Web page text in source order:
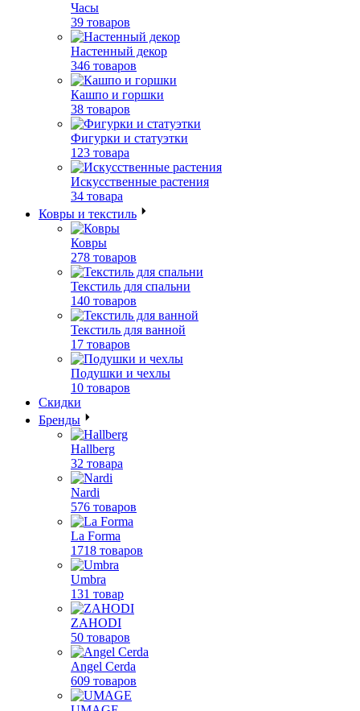
Часы
39 товаров
Настенный декор
346 товаров
Кашпо и горшки
38 товаров
Фигурки и статуэтки
123 товара
Искусственные растения
34 товара
Ковры и текстиль
Ковры
278 товаров
Текстиль для спальни
140 товаров
Текстиль для ванной
17 товаров
Подушки и чехлы
10 товаров
Скидки
Бренды
Hallberg
32 товара
Nardi
576 товаров
La Forma
1718 товаров
Umbra
131 товар
ZAHODI
50 товаров
Angel Cerda
609 товаров